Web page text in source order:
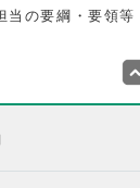
当の要綱・要領等